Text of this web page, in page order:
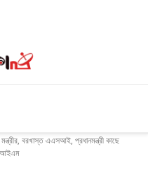
বরখাস্ত এএসআই, প্রধানমন্ত্রী কাছে